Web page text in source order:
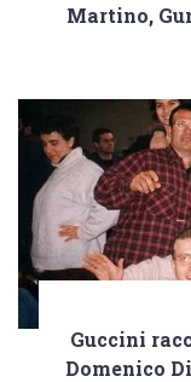
Martino,
Guccini
Domenico